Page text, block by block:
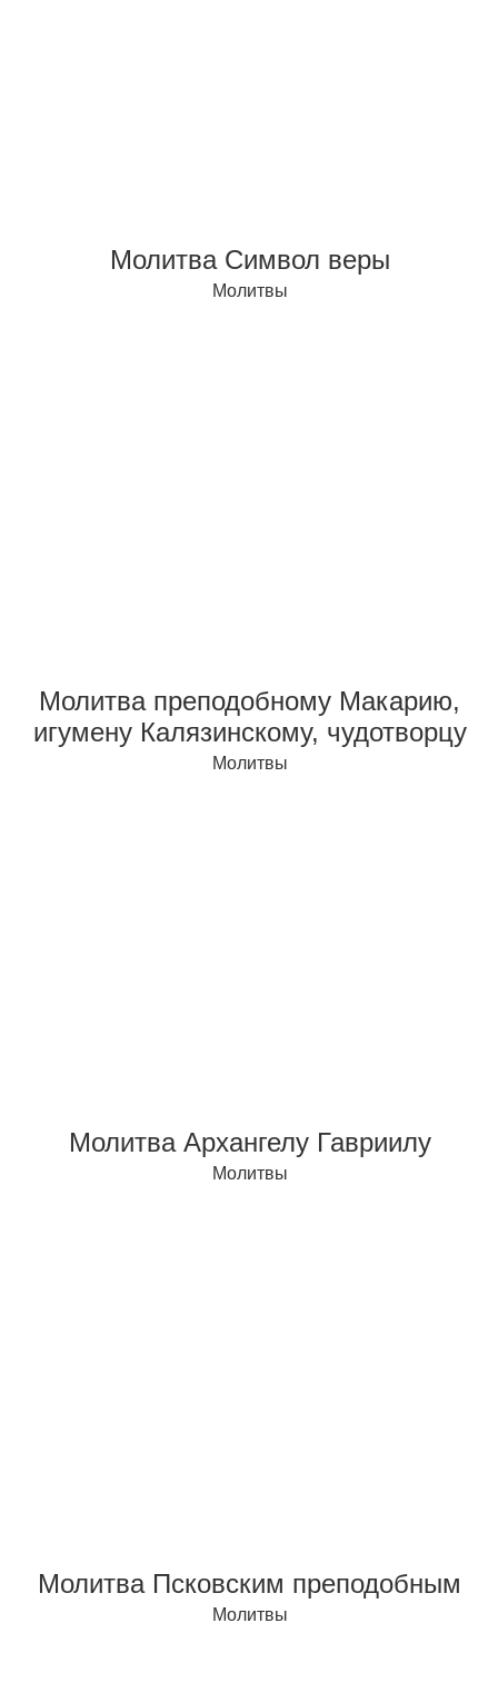
Молитва Символ веры
Молитвы
Молитва преподобному Макарию,
игумену Калязинскому, чудотворцу
Молитвы
Молитва Архангелу Гавриилу
Молитвы
Молитва Псковским преподобным
Молитвы